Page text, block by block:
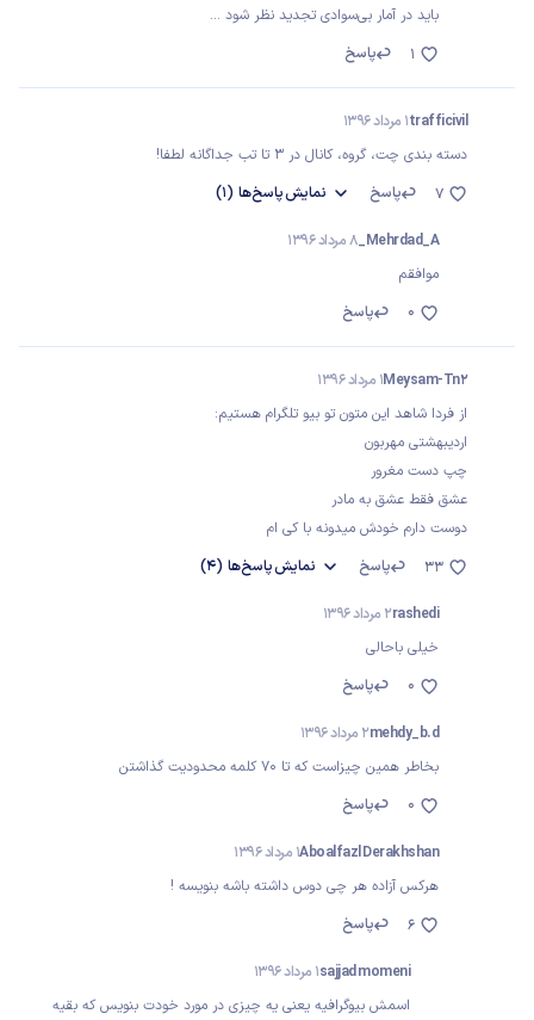
باید در آمار بی‌سوادی تجدید نظر شود ...
پاسخ
1
trafficivil1 مرداد 1396
دسته بندی چت، گروه، کانال در 3 تا تب جداگانه لطفا!
پاسخ
نمایشپاسخ‌ها (1) 7
Mehrdad_A_ 8 مرداد 1396
موافقم
پاسخ
0
Meysam-Tn21 مرداد 1396
از فردا شاهد این متون تو بیو تلگرام هستیم:
اردیبهشتی مهربون
چپ دست مغرور
عشق فقط عشق به مادر
دوست دارم خودش میدونه با کی ام
پاسخ
نمایشپاسخ‌ها (4) 33
rashedi2 مرداد 1396
خیلی باحالی
پاسخ
0
mehdy_b.d2 مرداد 1396
بخاطر همین چیزاست که تا 70 کلمه محدودیت گذاشتن
پاسخ
0
Aboalfazl Derakhshan1 مرداد 1396
هرکس آزاده هر چی دوس داشته باشه بنویسه !
پاسخ
6
sajjad momeni1 مرداد 1396
اسمش بیوگرافیه یعنی یه چیزی در مورد خودت بنویس که بقیه